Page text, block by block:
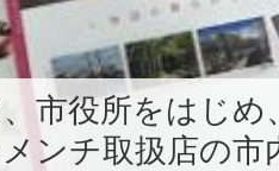
市役所
村のPR戦略特集
スの取り組みに
市役所をはじ
ンチ取扱店の市